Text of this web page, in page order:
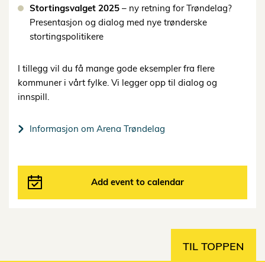
Stortingsvalget 2025 – ny retning for Trøndelag?
Presentasjon og dialog med nye trønderske
stortingspolitikere
I tillegg vil du få mange gode eksempler fra flere
kommuner i vårt fylke. Vi legger opp til dialog og
innspill.
Informasjon om Arena Trøndelag
Add event to calendar
TIL TOPPEN